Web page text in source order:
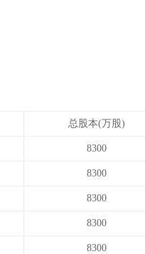
总股本(万股)
8300
8300
8300
8300
8300